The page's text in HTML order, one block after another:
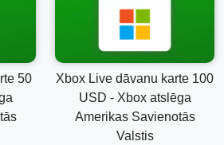
Ultimate – 3 mēnešu abonements
10) Xbox Live atslēga ASV
Xbox Game Pass Core?
– 6 mēnešu atslēga ir ideāla tiem,
ko Xbox spēlēšana var piedāvāt.
50
Xbox Live dāvanu karte 100
USD - Xbox atslēga
Amerikas Savienotās
Valstis